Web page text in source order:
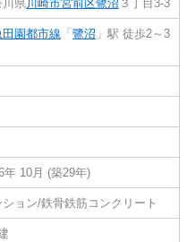
川県川崎市宮前区鷺沼 ３丁目3-3
田園都市線 「 鷺沼 」駅 徒歩2～3
年 10月 (築29年)
ション/鉄骨鉄筋コンクリート